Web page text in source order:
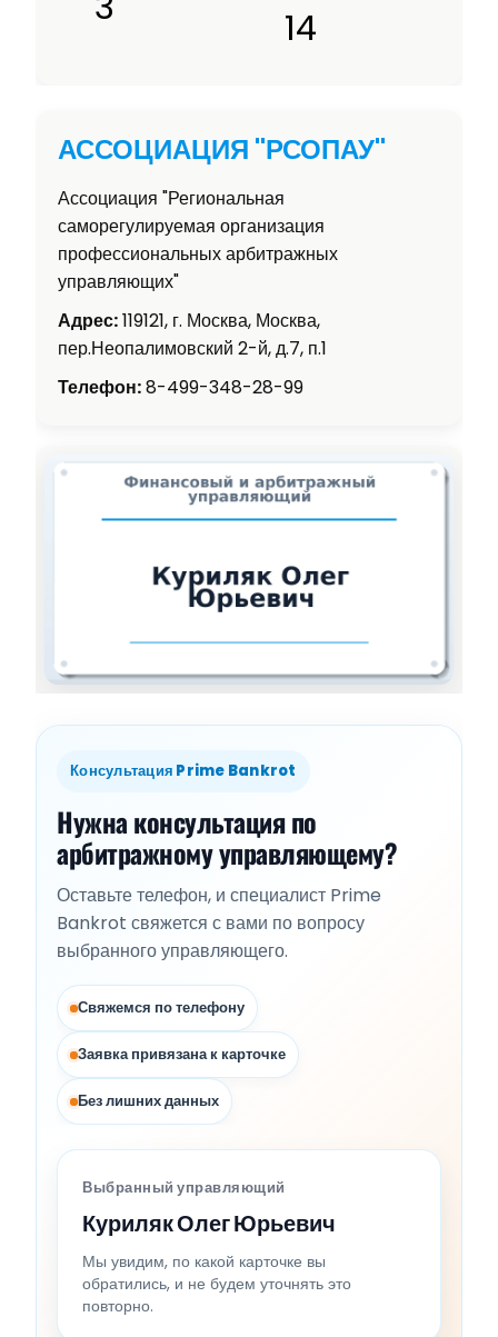
14
АССОЦИАЦИЯ "РСОПАУ"
Ассоциация "Региональная
саморегулируемая организация
профессиональных арбитражных
управляющих"
Адрес:119121, г. Москва, Москва,
пер.Неопалимовский 2-й, д.7, п.1
Телефон:8-499-348-28-99
Консультация Prime Bankrot
Нужна консультация по
арбитражному управляющему?
Оставьте телефон, и специалист Prime
Bankrot свяжется с вами по вопросу
выбранного управляющего.
Свяжемся по телефону
Заявка привязана к карточке
Без лишних данных
Выбранный управляющий
Куриляк Олег Юрьевич
Мы увидим, по какой карточке вы
обратились, и не будем уточнять это
повторно.